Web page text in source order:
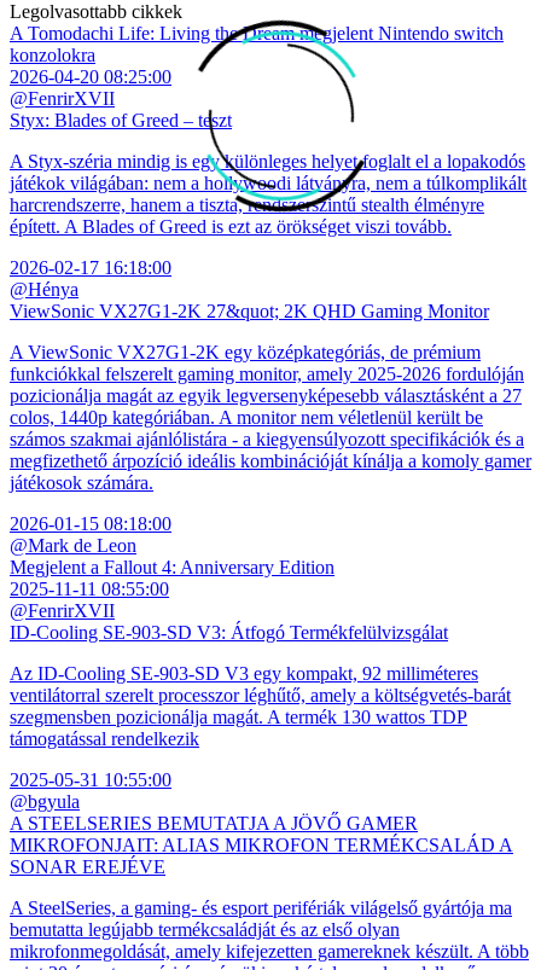
Legolvasottabb cikkek
A Tomodachi Life: Living the Dream megjelent Nintendo switch
konzolokra
2026-04-20 08:25:00
@FenrirXVII
Styx: Blades of Greed – teszt
A Styx-széria mindig is egy különleges helyet foglalt el a lopakodós
játékok világában: nem a hollywoodi látványra, nem a túlkomplikált
harcrendszerre, hanem a tiszta, rendszerszintű stealth élményre
épített. A Blades of Greed is ezt az örökséget viszi tovább.
2026-02-17 16:18:00
@Hénya
ViewSonic VX27G1-2K 27&quot; 2K QHD Gaming Monitor
A ViewSonic VX27G1-2K egy középkategóriás, de prémium
funkciókkal felszerelt gaming monitor, amely 2025-2026 fordulóján
pozicionálja magát az egyik legversenyképesebb választásként a 27
colos, 1440p kategóriában. A monitor nem véletlenül került be
számos szakmai ajánlólistára - a kiegyensúlyozott specifikációk és a
megfizethető árpozíció ideális kombinációját kínálja a komoly gamer
játékosok számára.
2026-01-15 08:18:00
@Mark de Leon
Megjelent a Fallout 4: Anniversary Edition
2025-11-11 08:55:00
@FenrirXVII
ID-Cooling SE-903-SD V3: Átfogó Termékfelülvizsgálat
Az ID-Cooling SE-903-SD V3 egy kompakt, 92 milliméteres
ventilátorral szerelt processzor léghűtő, amely a költségvetés-barát
szegmensben pozicionálja magát. A termék 130 wattos TDP
támogatással rendelkezik
2025-05-31 10:55:00
@bgyula
A STEELSERIES BEMUTATJA A JÖVŐ GAMER
MIKROFONJAIT: ALIAS MIKROFON TERMÉKCSALÁD A
SONAR EREJÉVE
A SteelSeries, a gaming- és esport perifériák világelső gyártója ma
bemutatta legújabb termékcsaládját és az első olyan
mikrofonmegoldását, amely kifejezetten gamereknek készült. A több